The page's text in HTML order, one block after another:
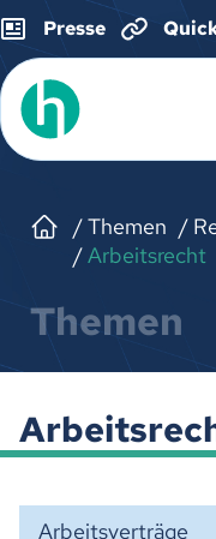
Presse
Themen
Arbeitsrecht
Themen
Arbeitsverträge